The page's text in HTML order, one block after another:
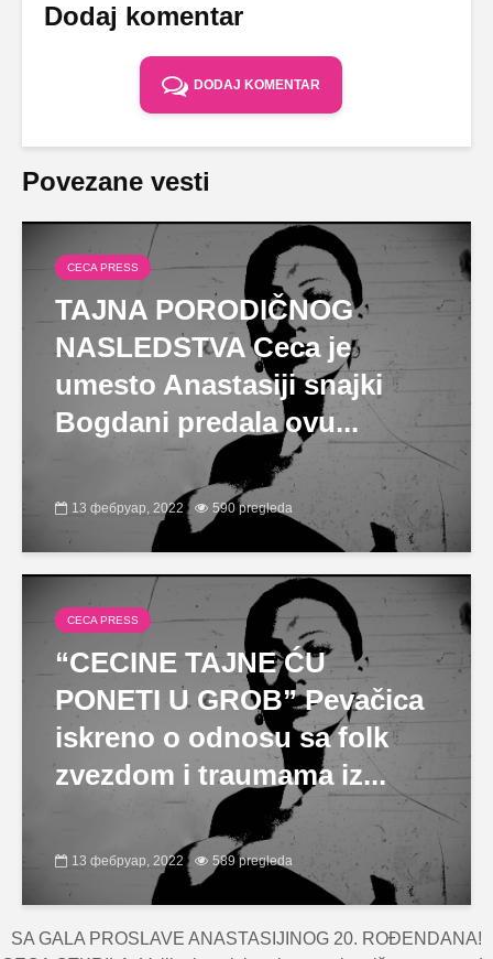
Dodaj komentar
DODAJ KOMENTAR
Povezane vesti
CECA PRESS
TAJNA PORODIČNOG
NASLEDSTVA Ceca je
umesto Anastasiji snajki
Bogdani predala ovu...
13 фебруар, 2022 590 pregleda
CECA PRESS
“CECINE TAJNE ĆU
PONETI U GROB” Pevačica
iskreno o odnosu sa folk
zvezdom i traumama iz...
13 фебруар, 2022 589 pregleda
SA GALA PROSLAVE ANASTASIJINOG 20. ROĐENDANA!